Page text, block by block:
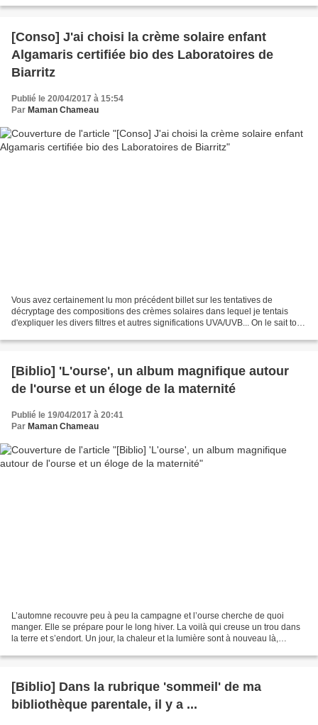
[Conso] J'ai choisi la crème solaire enfant
Algamaris certifiée bio des Laboratoires de
Biarritz
Publié le 20/04/2017 à 15:54
Par Maman Chameau
Vous avez certainement lu mon précédent billet sur les tentatives de
décryptage des compositions des crèmes solaires dans lequel je tentais
d'expliquer les divers filtres et autres significations UVA/UVB... On le sait tous
[Biblio] 'L'ourse', un album magnifique autour
de l'ourse et un éloge de la maternité
Publié le 19/04/2017 à 20:41
Par Maman Chameau
L’automne recouvre peu à peu la campagne et l’ourse cherche de quoi
manger. Elle se prépare pour le long hiver. La voilà qui creuse un trou dans
la terre et s’endort. Un jour, la chaleur et la lumière sont à nouveau là,
[Biblio] Dans la rubrique 'sommeil' de ma
bibliothèque parentale, il y a ...